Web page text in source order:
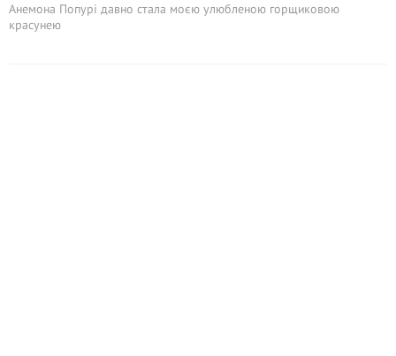
Анемона Попурі давно стала моєю улюбленою горщиковою
красунею